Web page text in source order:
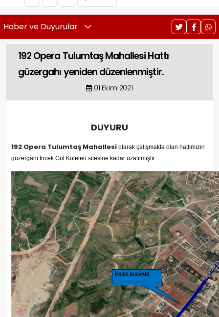
Haber ve Duyurular
192 Opera Tulumtaş Mahallesi Hattı
güzergahı yeniden düzenlenmiştir.
01 Ekim 2021
DUYURU
192 Opera Tulumtaş Mahallesi olarak çalışmakta olan hattımızın
güzergahı İncek Göl Kuleleri sitesine kadar uzatılmıştır.